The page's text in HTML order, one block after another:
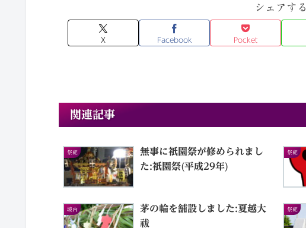
シェアする
X Facebook Pocket
関連記事
祭祀
無事に祇園祭が修められまし
た:祇園祭(平成29年)
祭祀
境内
茅の輪を舗設しました:夏越大
祓
祭祀